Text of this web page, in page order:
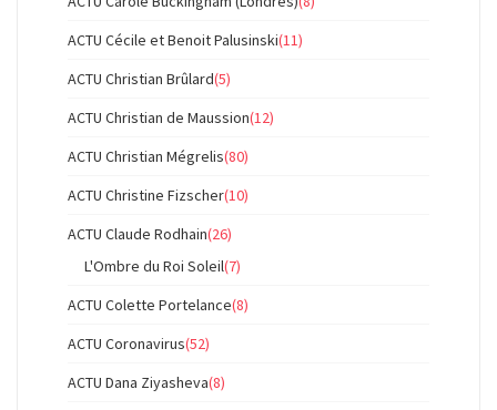
ACTU Cécile et Benoit Palusinski(11)
ACTU Christian Brûlard(5)
ACTU Christian de Maussion(12)
ACTU Christian Mégrelis(80)
ACTU Christine Fizscher(10)
ACTU Claude Rodhain(26)
L'Ombre du Roi Soleil(7)
ACTU Colette Portelance(8)
ACTU Coronavirus(52)
ACTU Dana Ziyasheva(8)